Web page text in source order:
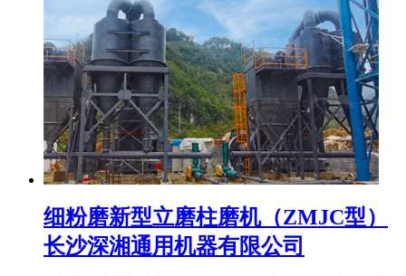
细粉磨新型立磨柱磨机（ZMJC型）
长沙深湘通用机器有限公司